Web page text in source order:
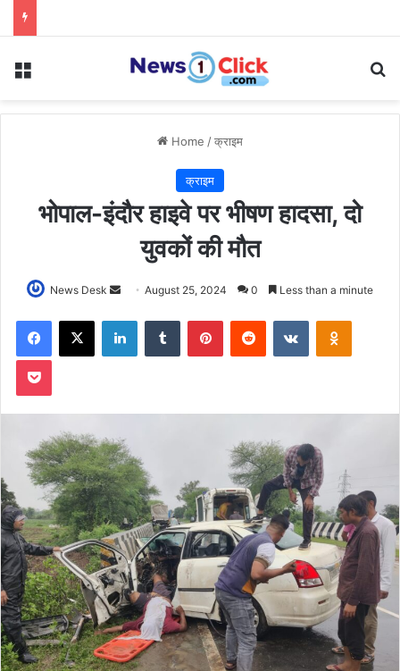
Menu
Home /क्राइम
क्राइम
भोपाल-इंदौर हाइवे पर भीषण हादसा, दो
युवकों की मौत
News Desk
Send
email
August 25, 2024 0 Less than a minute
Facebook
X LinkedInTumblr PinterestReddit VKontakte
Pocket